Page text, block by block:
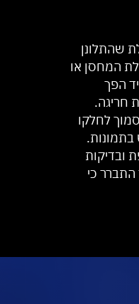
שהתלונן
המחסן או
הפך
חריגה.
קטנה עוצרת בכביש הסמוך לחלקו
ובדיקות
כי